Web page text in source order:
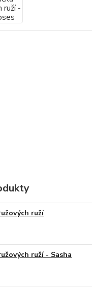
ruží
ruží - Sasha